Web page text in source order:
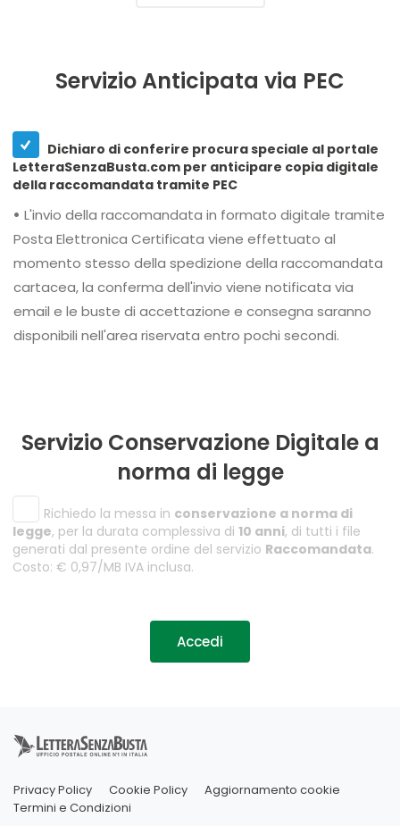
Servizio Anticipata via PEC
Dichiaro di conferire procura speciale al portale
LetteraSenzaBusta.com per anticipare copia digitale
della raccomandata tramite PEC
• L'invio della raccomandata in formato digitale tramite
Posta Elettronica Certificata viene effettuato al
momento stesso della spedizione della raccomandata
cartacea, la conferma dell'invio viene notificata via
email e le buste di accettazione e consegna saranno
disponibili nell'area riservata entro pochi secondi.
Servizio Conservazione Digitale a
norma di legge
Richiedo la messa in conservazione a norma di
legge, per la durata complessiva di 10 anni, di tutti i file
generati dal presente ordine del servizio Raccomandata.
Costo: € 0,97/MB IVA inclusa.
Accedi
Privacy Policy Cookie Policy
Aggiornamento cookie
Termini e Condizioni